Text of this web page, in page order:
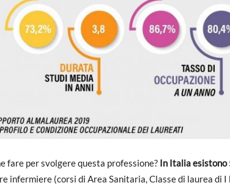
fare per svolgere questa professione? In Italia
infermiere (corsi di Area Sanitaria, Classe di laurea di I